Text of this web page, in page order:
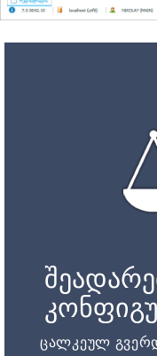
ცალკეულ